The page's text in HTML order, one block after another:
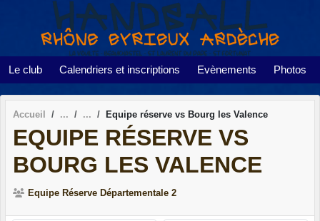
Le club Calendriers et inscriptions Evènements Photos
Accueil Equipe réserve vs Bourg les Valence
EQUIPE RÉSERVE VS
BOURG LES VALENCE
Equipe Réserve Départementale 2
Panneau de gestion des cookies